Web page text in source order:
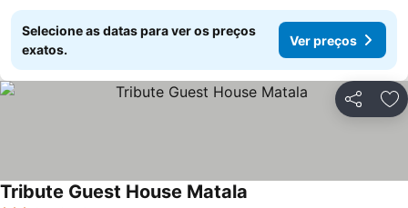
Selecione as datas para ver os preços
exatos.
Ver preços
Partilhar
Tribute Guest House Matala